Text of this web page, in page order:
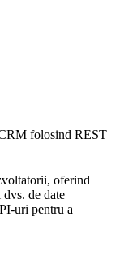
folosind REST
oferind
de date
uri pentru a